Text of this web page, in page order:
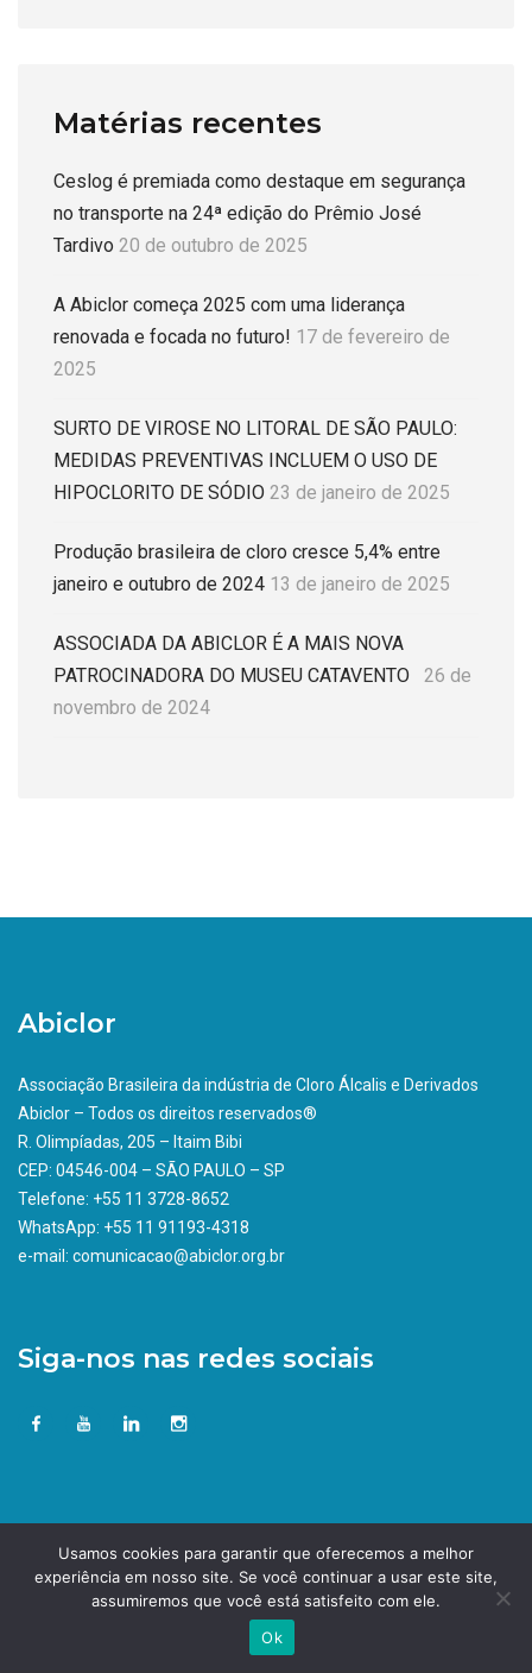
Matérias recentes
Ceslog é premiada como destaque em segurança
no transporte na 24ª edição do Prêmio José
Tardivo 20 de outubro de 2025
A Abiclor começa 2025 com uma liderança
renovada e focada no futuro! 17 de fevereiro de
2025
SURTO DE VIROSE NO LITORAL DE SÃO PAULO:
MEDIDAS PREVENTIVAS INCLUEM O USO DE
HIPOCLORITO DE SÓDIO 23 de janeiro de 2025
Produção brasileira de cloro cresce 5,4% entre
janeiro e outubro de 2024 13 de janeiro de 2025
ASSOCIADA DA ABICLOR É A MAIS NOVA
PATROCINADORA DO MUSEU CATAVENTO
26 de
novembro de 2024
Abiclor
Associação Brasileira da indústria de Cloro Álcalis e Derivados
Abiclor – Todos os direitos reservados®
R. Olimpíadas, 205 – Itaim Bibi
CEP: 04546-004 – SÃO PAULO – SP
Telefone: +55 11 3728-8652
WhatsApp: +55 11 91193-4318
e-mail: comunicacao@abiclor.org.br
Siga-nos nas redes sociais
Usamos cookies para garantir que oferecemos a melhor
experiência em nosso site. Se você continuar a usar este site,
assumiremos que você está satisfeito com ele.
Ok